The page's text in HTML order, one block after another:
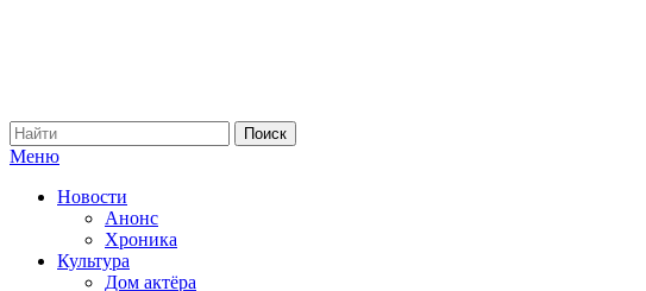
Меню
Новости
Анонс
Хроника
Культура
Дом актёра